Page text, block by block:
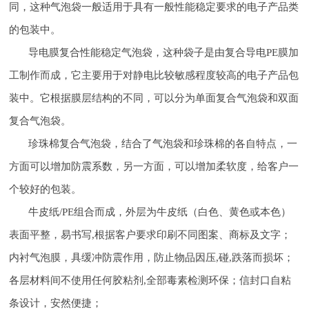
同，这种气泡袋一般适用于具有一般性能稳定要求的电子产品类
的包装中。
导电膜复合性能稳定气泡袋，这种袋子是由复合导电PE膜加
工制作而成，它主要用于对静电比较敏感程度较高的电子产品包
装中。它根据膜层结构的不同，可以分为单面复合气泡袋和双面
复合气泡袋。
珍珠棉复合气泡袋，结合了气泡袋和珍珠棉的各自特点，一
方面可以增加防震系数，另一方面，可以增加柔软度，给客户一
个较好的包装。
牛皮纸/PE组合而成，外层为牛皮纸（白色、黄色或本色）
表面平整，易书写,根据客户要求印刷不同图案、商标及文字；
内衬气泡膜，具缓冲防震作用，防止物品因压,碰,跌落而损坏；
各层材料间不使用任何胶粘剂,全部毒素检测环保；信封口自粘
条设计，安然便捷；